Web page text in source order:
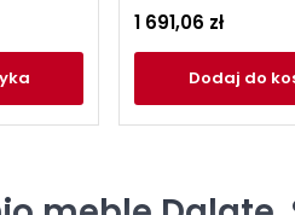
1 691,06 zł
Dodaj do